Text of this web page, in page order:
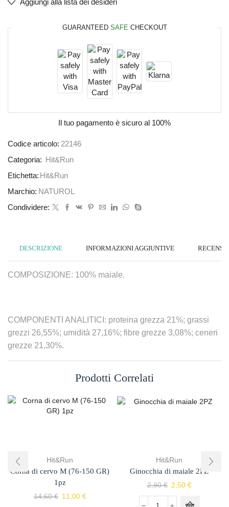
Aggiungi alla lista dei desideri
GUARANTEED SAFE CHECKOUT
Il tuo pagamento è sicuro al 100%
Codice articolo: 22146
Categoria:
Hit&Run
Etichetta: Hit&Run
Marchio: NATUROL
Condividere:
DESCRIZIONE INFORMAZIONI AGGIUNTIVE
COMPOSIZIONE: 100% maiale.
COMPONENTI ANALITICI: proteina grezza 21%; grassi
grezzi 26,55%; umidità 27,16%; fibre grezze 3,08%; ceneri
grezze 21,30%.
Prodotti Correlati
Hit&Run
Corna di cervo M (76-150 GR)
1pz
14,60€ 11,00 €
Hit&Run
Ginocchia di maiale 2PZ
2,90€ 2,50 €